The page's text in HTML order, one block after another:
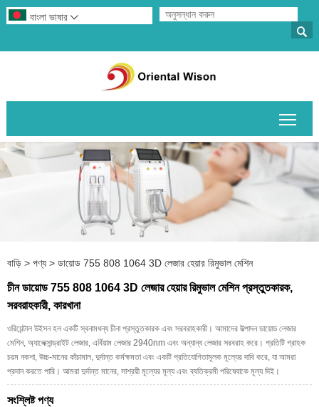

বাংলা ভাষার 
বাড়ি > পণ্য > ডায়োড 755 808 1064 3D লেজার হেয়ার রিমুভাল মেশিন
চীন ডায়োড 755 808 1064 3D লেজার হেয়ার রিমুভাল মেশিন প্রস্তুতকারক,
সরবরাহকারী, কারখানা
ওরিয়েন্টাল উইসন হল একটি স্বনামধন্য চীনা প্রস্তুতকারক এবং সরবরাহকারী। আমাদের উত্পাদন ডায়োড লেজার
মেশিন, অ্যালেক্সান্ড্রাইট লেজার, এর্বিয়াম লেজার 2940nm এবং অন্যান্য লেজার সরবরাহ করে। প্রতিটি গ্রাহক
চরম নকশা, উচ্চ-মানের কাঁচামাল, দুর্দান্ত কর্মক্ষমতা এবং একটি প্রতিযোগিতামূলক মূল্যের দাবি করে, যা আমরা
প্রদান করতে পারি। আমরা দুর্দান্ত মানের, সাশ্রয়ী মূল্যের মূল্য এবং ব্যতিক্রমী পরিষেবাকে মূল্য দিই।
সংশ্লিষ্ট পণ্য